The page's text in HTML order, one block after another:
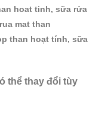
hoat tinh, sữa rửa
mat than
than hoạt tính, sữa
thể thay đổi tùy